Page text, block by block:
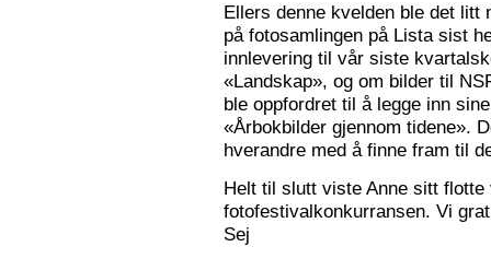
Ellers denne kvelden ble det litt
på fotosamlingen på Lista sist
innlevering til vår siste
«Landskap», og om bilder til
ble oppfordret til å legge inn
«Årbokbilder gjennom tidene».
hverandre med å finne fram til
Helt til slutt viste Anne sitt flotte
fotofestivalkonkurransen. Vi
Sej